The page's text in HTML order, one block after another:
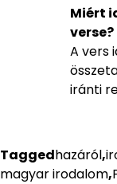
Miért
verse?
A vers
iránti
Taggedhazáról,
magyar irodalom,